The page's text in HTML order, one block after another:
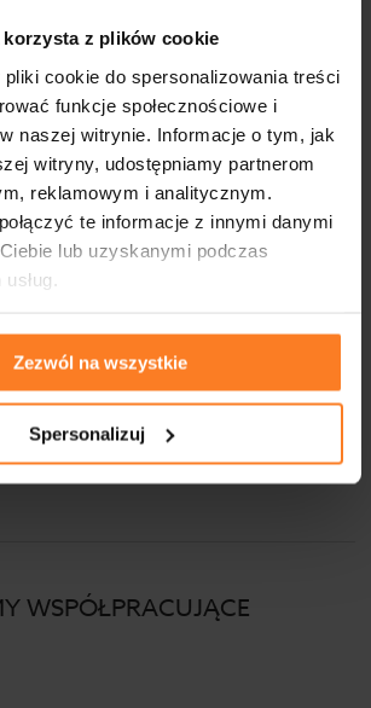
z plików cookie
cookie do spersonalizowania treści
funkcje społecznościowe i
naszej witrynie. Informacje o tym, jak
witryny, udostępniamy partnerom
reklamowym i analitycznym.
te informacje z innymi danymi
lub uzyskanymi podczas
Zezwól na wszystkie
Spersonalizuj
WSPÓŁPRACUJĄCE